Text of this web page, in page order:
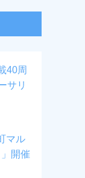
40周
サリ
マル
開催